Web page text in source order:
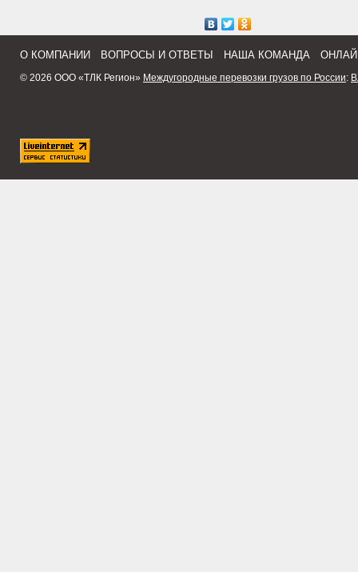
О КОМПАНИИ ВОПРОСЫ И ОТВЕТЫ НАША КОМАНДА
© 2026 ООО «ТЛК Регион» Междугородные перевозки грузов по России: